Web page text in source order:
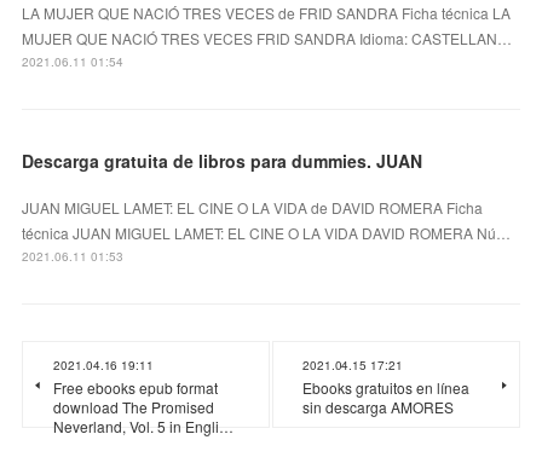
LA MUJER QUE NACIÓ TRES VECES de FRID SANDRA Ficha técnica LA
MUJER QUE NACIÓ TRES VECES FRID SANDRA Idioma: CASTELLAN…
2021.06.11 01:54
Descarga gratuita de libros para dummies. JUAN
JUAN MIGUEL LAMET: EL CINE O LA VIDA de DAVID ROMERA Ficha
técnica JUAN MIGUEL LAMET: EL CINE O LA VIDA DAVID ROMERA Nú…
2021.06.11 01:53
2021.04.16 19:11
Free ebooks epub format
download The Promised
Neverland, Vol. 5 in Engli…
2021.04.15 17:21
Ebooks gratuitos en línea
sin descarga AMORES